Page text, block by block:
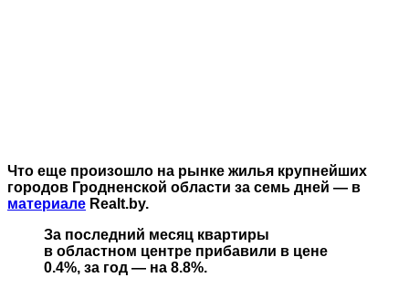
Что еще произошло на рынке жилья крупнейших
городов Гродненской области за семь дней — в
материале Realt.by.
За последний месяц квартиры
в областном центре прибавили в цене
0.4%, за год — на 8.8%.